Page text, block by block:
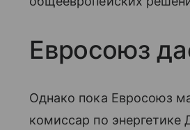
Евросоюз
Однако пока Евросоюз
комиссар по энергетике